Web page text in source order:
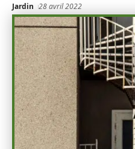
Jardin 28 avril 2022